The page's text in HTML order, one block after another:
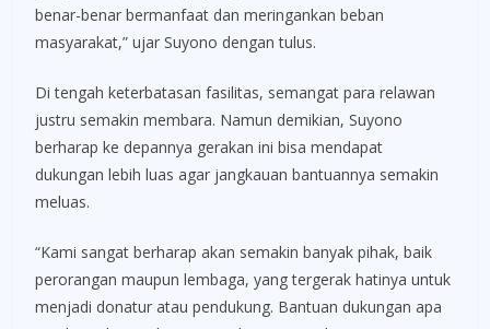
benar-benar bermanfaat dan meringankan beban
masyarakat,” ujar Suyono dengan tulus.
Di tengah keterbatasan fasilitas, semangat para relawan
justru semakin membara. Namun demikian, Suyono
berharap ke depannya gerakan ini bisa mendapat
dukungan lebih luas agar jangkauan bantuannya semakin
meluas.
“Kami sangat berharap akan semakin banyak pihak, baik
perorangan maupun lembaga, yang tergerak hatinya untuk
menjadi donatur atau pendukung. Bantuan dukungan apa